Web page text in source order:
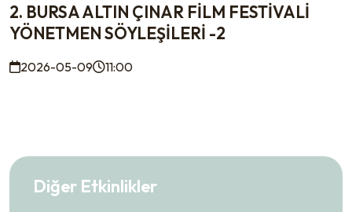
2. BURSA ALTIN ÇINAR FİLM FESTİVALİ
YÖNETMEN SÖYLEŞİLERİ -2
2026-05-09 11:00
Diğer Etkinlikler